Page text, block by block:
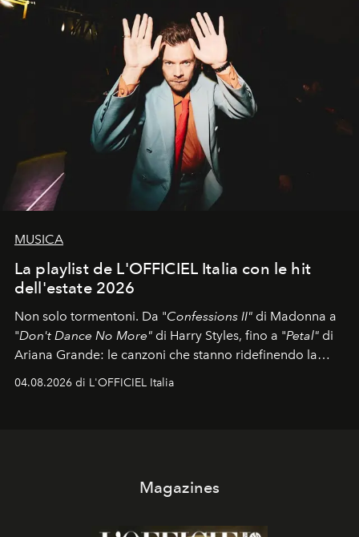
MUSICA
La playlist de L'OFFICIEL Italia con le hit
dell'estate 2026
Non solo tormentoni. Da "Confessions II" di Madonna a
"Don't Dance No More" di Harry Styles, fino a "Petal" di
Ariana Grande: le canzoni che stanno ridefinendo la
04.08.2026 di L'OFFICIEL Italia
Magazines